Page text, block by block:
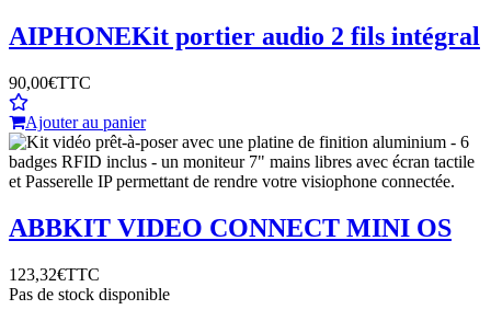
AIPHONEKit portier audio 2 fils intégral
90,00€TTC
Ajouter au panier
ABBKIT VIDEO CONNECT MINI OS
123,32€TTC
Pas de stock disponible